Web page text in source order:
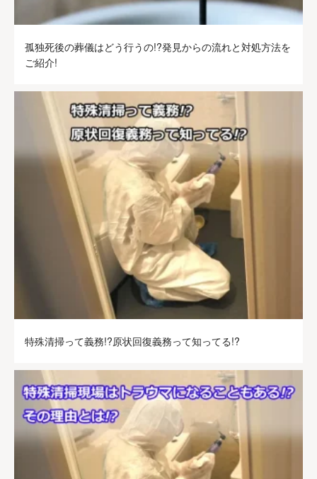
孤独死後の葬儀はどう行うの!?発見からの流れと対処方法を
ご紹介!
特殊清掃って義務!?原状回復義務って知ってる!?